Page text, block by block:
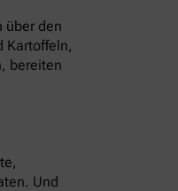
über den
Kartoffeln,
bereiten
Und